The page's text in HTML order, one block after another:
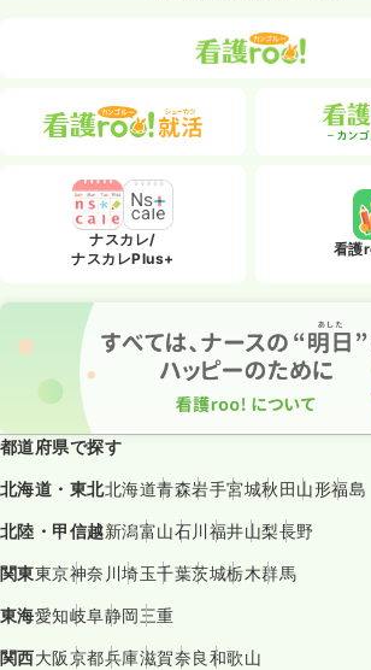
ナスカレ/
ナスカレPlus+
看護
都道府県で探す
北海道・東北北海道青森岩手宮城秋田山形福島
北陸・甲信越新潟富山石川福井山梨長野
関東東京神奈川埼玉千葉茨城栃木群馬
東海愛知岐阜静岡三重
関西大阪京都兵庫滋賀奈良和歌山